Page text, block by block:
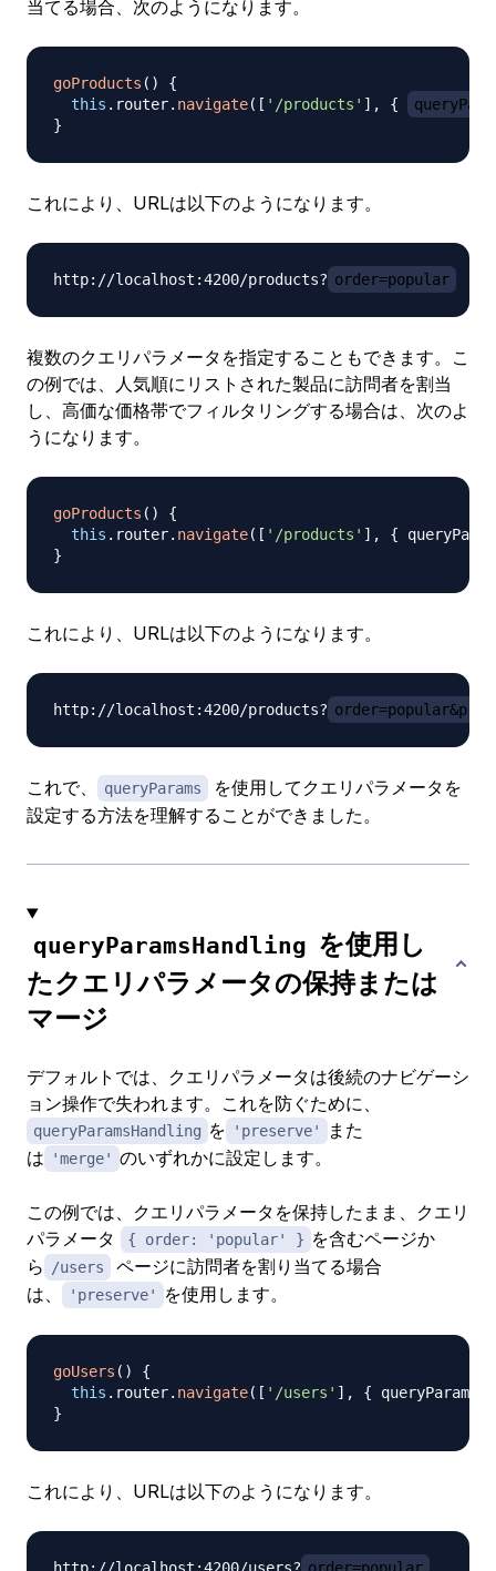
当てる場合、次のようになります。
goProducts ( )
{
this . router. navigate( [ '/products' ] , {
}
これにより、URLは以下のようになります。
http://localhost:4200/products? order=popular
複数のクエリパラメータを指定することもできます。こ
の例では、人気順にリストされた製品に訪問者を割当
し、高価な価格帯でフィルタリングする場合は、次のよ
うになります。
goProducts ( )
{
this . router. navigate( [ '/products' ] , {
}
これにより、URLは以下のようになります。
http://localhost:4200/products?
これで、 queryParams
を使用してクエリパラメータを
設定する方法を理解することができました。
queryParamsHandling を使用し
たクエリパラメータの保持または
マージ
デフォルトでは、クエリパラメータは後続のナビゲーシ
ョン操作で失われます。これを防ぐために、
queryParamsHandling を 'preserve'
また
は
'merge' のいずれかに設定します。
この例では、クエリパラメータを保持したまま、クエリ
パラメータ
{ order: 'popular' } を含むページか
ら /users
ページに訪問者を割り当てる場合
は、
'preserve' を使用します。
goUsers ( )
{
this . router. navigate( [ '/users' ] , {
}
これにより、URLは以下のようになります。